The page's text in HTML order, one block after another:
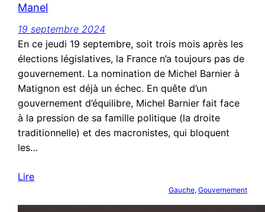
Manel
19 septembre 2024
En ce jeudi 19 septembre, soit trois mois après les
élections législatives, la France n’a toujours pas de
gouvernement. La nomination de Michel Barnier à
Matignon est déjà un échec. En quête d’un
gouvernement d’équilibre, Michel Barnier fait face
à la pression de sa famille politique (la droite
traditionnelle) et des macronistes, qui bloquent
les…
Lire
Gauche, Gouvernement